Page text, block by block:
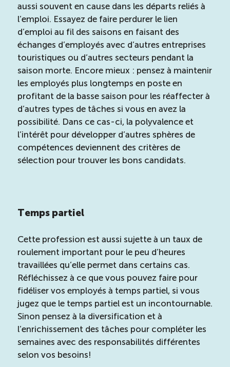
aussi souvent en cause dans les départs reliés à
l’emploi. Essayez de faire perdurer le lien
d’emploi au fil des saisons en faisant des
échanges d’employés avec d’autres entreprises
touristiques ou d’autres secteurs pendant la
saison morte. Encore mieux : pensez à maintenir
les employés plus longtemps en poste en
profitant de la basse saison pour les réaffecter à
d’autres types de tâches si vous en avez la
possibilité. Dans ce cas-ci, la polyvalence et
l’intérêt pour développer d’autres sphères de
compétences deviennent des critères de
sélection pour trouver les bons candidats.
Temps partiel
Cette profession est aussi sujette à un taux de
roulement important pour le peu d’heures
travaillées qu’elle permet dans certains cas.
Réfléchissez à ce que vous pouvez faire pour
fidéliser vos employés à temps partiel, si vous
jugez que le temps partiel est un incontournable.
Sinon pensez à la diversification et à
l’enrichissement des tâches pour compléter les
semaines avec des responsabilités différentes
selon vos besoins!